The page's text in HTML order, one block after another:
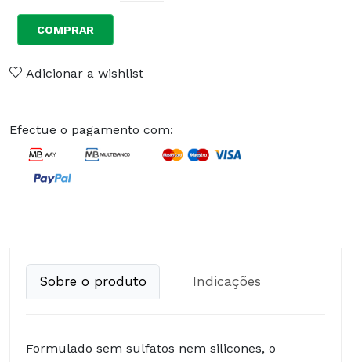
COMPRAR
Adicionar a wishlist
Efectue o pagamento com:
Sobre o produto Indicações
Formulado sem sulfatos nem silicones, o